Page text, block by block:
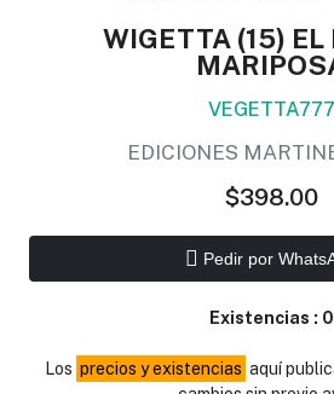
WIGETTA (15) EL
VEGETTA777
EDICIONES
$398.00
Pedir por
Existencias : 0
Los precios y existencias aquí